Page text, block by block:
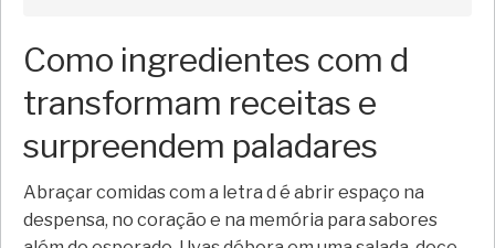
Como ingredientes com d
transformam receitas e
surpreendem paladares
Abraçar comidas com a letra d é abrir espaço na
despensa, no coração e na memória para sabores